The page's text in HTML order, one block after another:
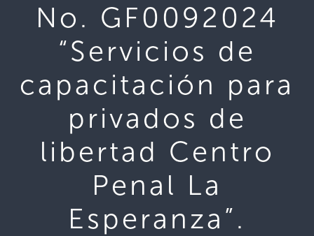
No. GF0092024
“Servicios de
capacitación para
privados de
libertad Centro
Penal La
Esperanza”.